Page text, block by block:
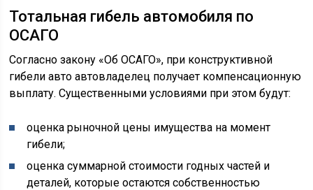
Тотальная гибель автомобиля по
ОСАГО
Согласно закону «Об ОСАГО», при конструктивной
гибели авто автовладелец получает компенсационную
выплату. Существенными условиями при этом будут:
оценка рыночной цены имущества на момент
гибели;
оценка суммарной стоимости годных частей и
деталей, которые остаются собственностью